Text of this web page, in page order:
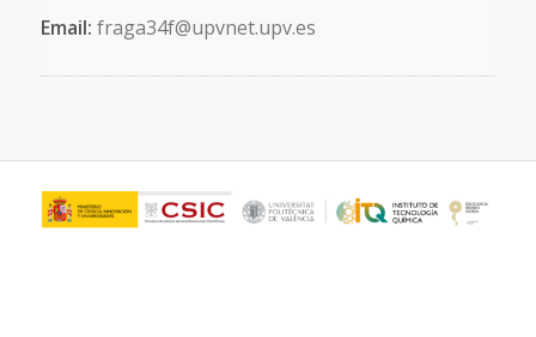
Email: fraga34f@upvnet.upv.es